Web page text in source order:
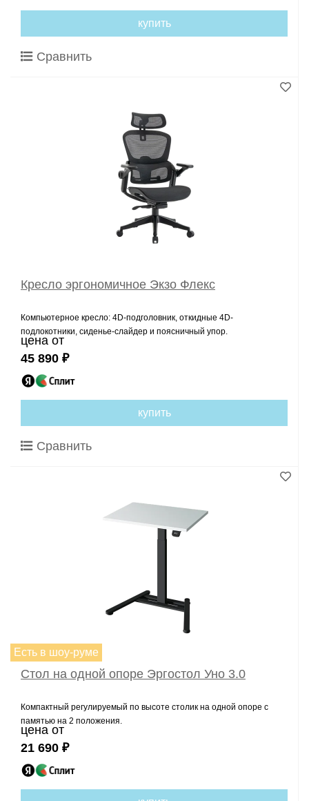
купить
Сравнить
Кресло эргономичное Экзо Флекс
Компьютерное кресло: 4D-подголовник, откидные 4D-
подлокотники, сиденье-слайдер и поясничный упор.
цена от
45 890 ₽
купить
Сравнить
Есть в шоу-руме
Стол на одной опоре Эргостол Уно 3.0
Компактный регулируемый по высоте столик на одной опоре с
памятью на 2 положения.
цена от
21 690 ₽